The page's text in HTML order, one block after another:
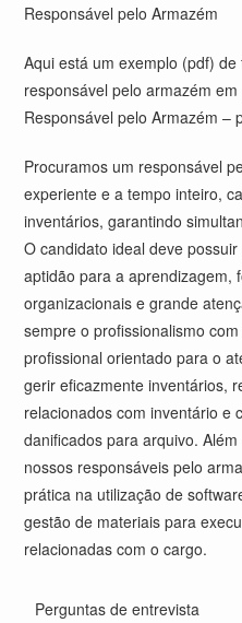
Responsável pelo Armazém
Aqui está um exemplo (pdf)
responsável pelo armazém
Responsável pelo Armazém –
Procuramos um responsável
experiente e a tempo inteiro,
inventários, garantindo
O candidato ideal deve
aptidão para a aprendizagem,
organizacionais e grande
sempre o profissionalismo
profissional orientado para o
gerir eficazmente inventários,
relacionados com inventário e
danificados para arquivo.
nossos responsáveis pelo
prática na utilização de
gestão de materiais para
relacionadas com o cargo.
Perguntas de entrevista